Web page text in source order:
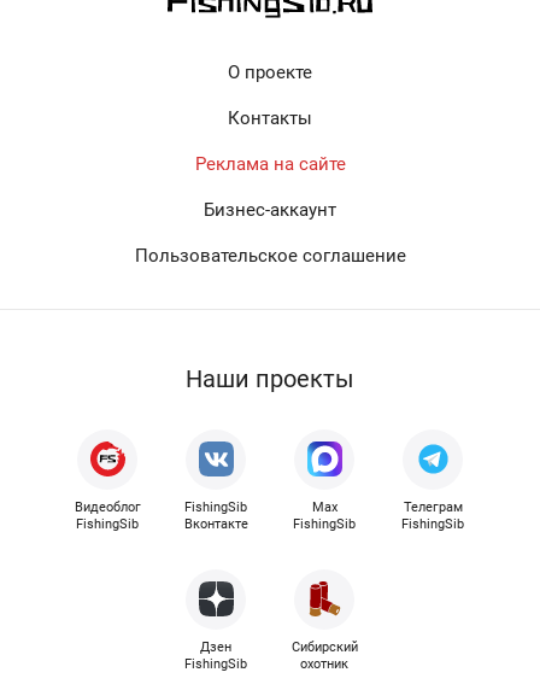
О проекте
Контакты
Реклама на сайте
Бизнес-аккаунт
Пользовательское соглашение
Наши проекты
Видеоблог
FishingSib
FishingSib
Вконтакте
Max
FishingSib
Телеграм
FishingSib
Дзен
FishingSib
Сибирский
охотник